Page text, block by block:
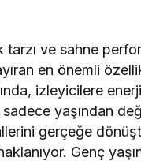
tarzı ve sahne
en önemli
izleyicilere
yaşından
gerçeğe
Genç